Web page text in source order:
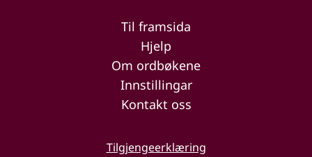
Til framsida
Hjelp
Om ordbøkene
Innstillingar
Kontakt oss
Tilgjengeerklæring